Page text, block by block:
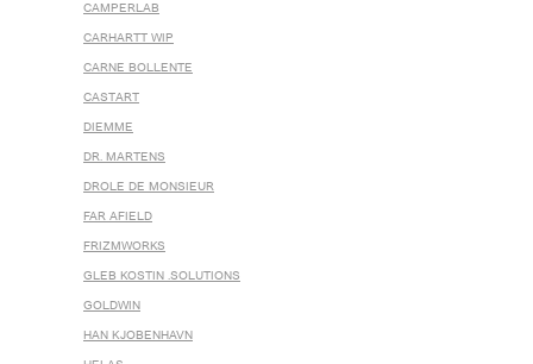
CAMPERLAB
CARHARTT WIP
CARNE BOLLENTE
CASTART
DIEMME
DR. MARTENS
DROLE DE MONSIEUR
FAR AFIELD
FRIZMWORKS
GLEB KOSTIN .SOLUTIONS
GOLDWIN
HAN KJOBENHAVN